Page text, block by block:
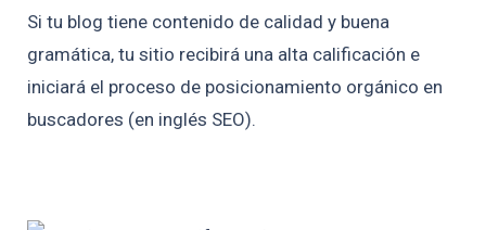
Si tu blog tiene contenido de calidad y buena
gramática, tu sitio recibirá una alta calificación e
iniciará el proceso de posicionamiento orgánico en
buscadores (en inglés SEO).